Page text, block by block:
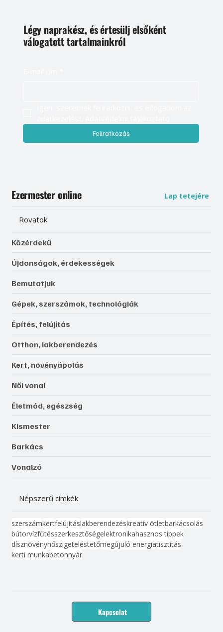
Légy naprakész, és értesülj elsőként
válogatott tartalmainkról
Feliratkozás
Ezermester online Lap tetejére
Rovatok
Közérdekű
Újdonságok, érdekességek
Bemutatjuk
Gépek, szerszámok, technológiák
Építés, felújítás
Otthon, lakberendezés
Kert, növényápolás
Női vonal
Életmód, egészség
Kismester
Barkács
Vonalzó
Népszerű címkék
szerszámkertfelújításlakberendezéskreatív ötletbarkácsolás
bútorvízfűtésszerkesztőségelektronikahasznos tippek
dísznövényhőszigeteléstetőmegújuló energiatisztítás
kerti munkabetonnyár
Kapcsolat